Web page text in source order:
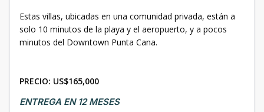
Estas villas, ubicadas en una comunidad privada, están a
solo 10 minutos de la playa y el aeropuerto, y a pocos
minutos del Downtown Punta Cana.
PRECIO: US$165,000
ENTREGA EN 12 MESES